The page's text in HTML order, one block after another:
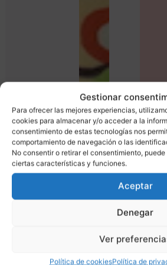
Gestionar
Para ofrecer las mejores experiencias,
cookies para almacenar y/o acceder a la
consentimiento de estas tecnologías nos
comportamiento de navegación o las
No consentir o retirar el consentimiento,
ciertas características y funciones.
Aceptar
Denegar
Ver
Política de cookiesPolítica de